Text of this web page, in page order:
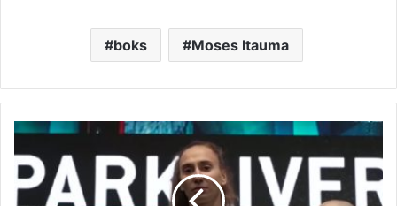
boks Moses Itauma